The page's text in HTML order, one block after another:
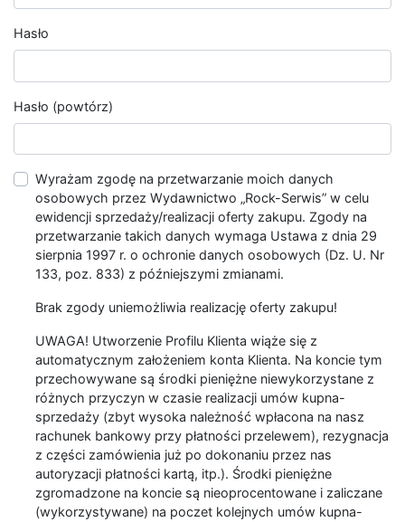
Hasło
Hasło (powtórz)
Wyrażam zgodę na przetwarzanie moich danych
osobowych przez Wydawnictwo „Rock-Serwis” w celu
ewidencji sprzedaży/realizacji oferty zakupu. Zgody na
przetwarzanie takich danych wymaga Ustawa z dnia 29
sierpnia 1997 r. o ochronie danych osobowych (Dz. U. Nr
133, poz. 833) z późniejszymi zmianami.
Brak zgody uniemożliwia realizację oferty zakupu!
UWAGA! Utworzenie Profilu Klienta wiąże się z
automatycznym założeniem konta Klienta. Na koncie tym
przechowywane są środki pieniężne niewykorzystane z
różnych przyczyn w czasie realizacji umów kupna-
sprzedaży (zbyt wysoka należność wpłacona na nasz
rachunek bankowy przy płatności przelewem), rezygnacja
z części zamówienia już po dokonaniu przez nas
autoryzacji płatności kartą, itp.). Środki pieniężne
zgromadzone na koncie są nieoprocentowane i zaliczane
(wykorzystywane) na poczet kolejnych umów kupna-